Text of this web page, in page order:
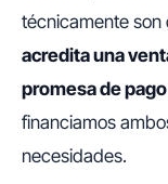
técnicamente son
acredita una
promesa de
financiamos
necesidades.